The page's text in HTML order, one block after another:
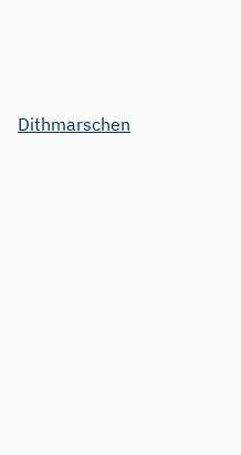
Dithmarschen